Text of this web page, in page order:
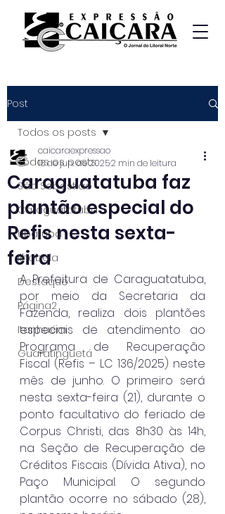
Post
Todos os posts
São Sebastião
Caraguatatuba
Ubatuba
Ilhabela
Destaque
Página2
Itanhaém
Guaratinguetá
Todos os posts
Caraguatatuba faz
plantão especial do
Refis nesta sexta-
feira
caicaraexpressao
16 de jun. de 20252 min de leitura
A Prefeitura de Caraguatatuba,
por meio da Secretaria da
Fazenda, realiza dois plantões
especiais de atendimento ao
Programa de Recuperação
Fiscal (Refis – LC 136/2025) neste
mês de junho. O primeiro será
nesta sexta-feira (21), durante o
ponto facultativo do feriado de
Corpus Christi, das 8h30 às 14h,
na Seção de Recuperação de
Créditos Fiscais (Dívida Ativa), no
Paço Municipal. O segundo
plantão ocorre no sábado (28),